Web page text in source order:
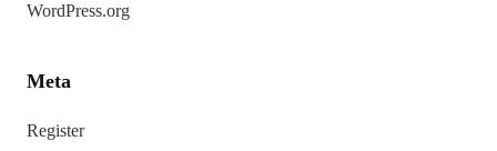
WordPress.org
Meta
Register